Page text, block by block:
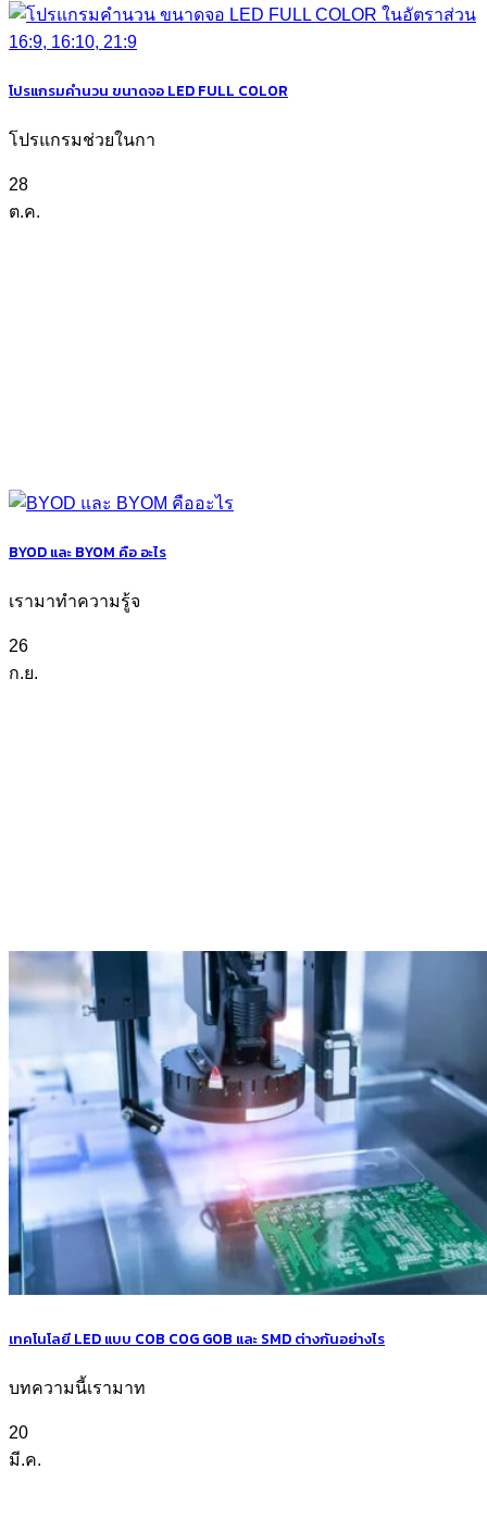
โปรแกรมคำนวน ขนาดจอ LED FULL COLOR
โปรแกรมช่วยในกา
28
ต.ค.
BYOD และ BYOM คือ อะไร
เรามาทำความรู้จ
26
ก.ย.
เทคโนโลยี LED แบบ COB COG GOB และ SMD ต่างกันอย่างไร
บทความนี้เรามาท
20
มี.ค.